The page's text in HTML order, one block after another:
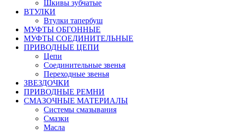
Шкивы зубчатые
ВТУЛКИ
Втулки тапербуш
МУФТЫ ОБГОННЫЕ
МУФТЫ СОЕДИНИТЕЛЬНЫЕ
ПРИВОДНЫЕ ЦЕПИ
Цепи
Соединительные звенья
Переходные звенья
ЗВЕЗДОЧКИ
ПРИВОДНЫЕ РЕМНИ
СМАЗОЧНЫЕ МАТЕРИАЛЫ
Системы смазывания
Смазки
Масла